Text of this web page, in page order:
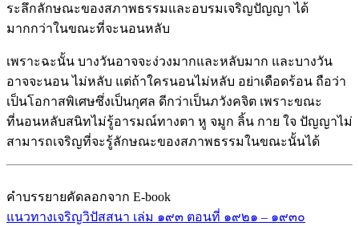
ระลึกลักษณะของสภาพธรรมและอบรมเจริญปัญญา ได้
มากกว่าในขณะที่จะนอนหลับ
เพราะฉะนั้น บางวันอาจจะง่วงมากและหลับมาก และบางวัน
อาจจะนอน ไม่หลับ แต่ถ้าใครนอนไม่หลับ อย่าเดือดร้อน ถือว่า
เป็นโอกาสพิเศษซึ่งเป็นกุศล ดีกว่าเป็นภวังคจิต เพราะขณะ
ที่นอนหลับสนิทไม่รู้อารมณ์ทางตา หู จมูก ลิ้น กาย ใจ ปัญญาไม่
สามารถเจริญที่จะรู้ลักษณะของสภาพธรรมในขณะนั้นได้
คำบรรยายคัดลอกจาก E-book
แนวทางเจริญวิปัสสนา เล่ม ๑๙๓ ตอนที่ ๑๙๒๑ – ๑๙๓๐